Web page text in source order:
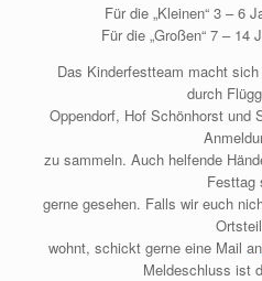
Für die „Kleinen“ 3 – 6
Für die „Großen“ 7 – 14
Das Kinderfestteam macht
durch
Oppendorf, Hof Schönhorst und
zu sammeln. Auch helfende
Festtag
gerne gesehen. Falls wir euch
wohnt, schickt gerne eine Mail an
Meldeschluss ist